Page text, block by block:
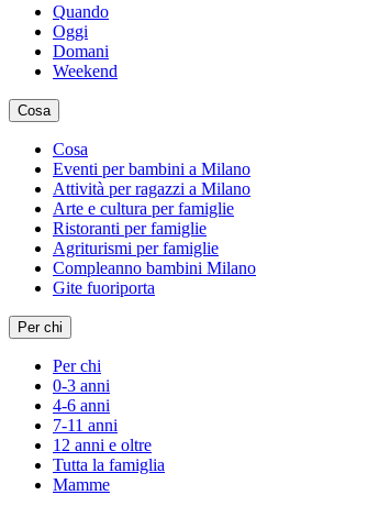
Quando
Oggi
Domani
Weekend
Cosa
Cosa
Eventi per bambini a Milano
Attività per ragazzi a Milano
Arte e cultura per famiglie
Ristoranti per famiglie
Agriturismi per famiglie
Compleanno bambini Milano
Gite fuoriporta
Per chi
Per chi
0-3 anni
4-6 anni
7-11 anni
12 anni e oltre
Tutta la famiglia
Mamme